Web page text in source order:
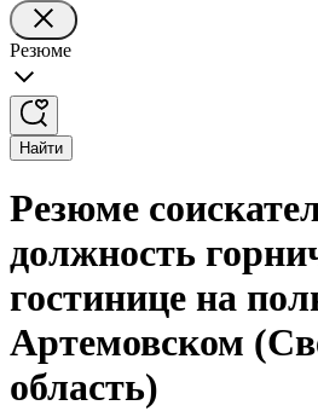
Резюме
Найти
Резюме
должность
гостинице на
Артемовском
область)